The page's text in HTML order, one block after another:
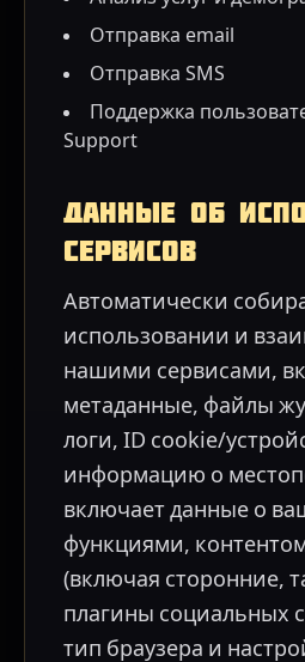
Отправка email
Отправка SMS
Поддержка
Support
Данные об
сервисов
Автоматически
использовании и
нашими сервисами,
метаданные, файлы
логи, ID cookie/
информацию о
включает данные о
функциями,
(включая сторонние,
плагины социальных
тип браузера и